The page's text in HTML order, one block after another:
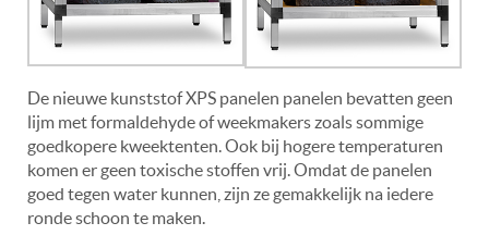
De nieuwe kunststof XPS panelen panelen bevatten geen
lijm met formaldehyde of weekmakers zoals sommige
goedkopere kweektenten. Ook bij hogere temperaturen
komen er geen toxische stoffen vrij. Omdat de panelen
goed tegen water kunnen, zijn ze gemakkelijk na iedere
ronde schoon te maken.